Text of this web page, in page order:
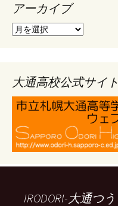
アーカイブ
ア
ブ
大通高校公式サイト
IRODORI-大通つ